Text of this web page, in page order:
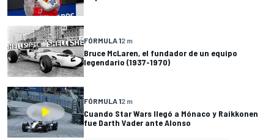
FÓRMULA 12 m
Bruce McLaren, el fundador de un equipo
legendario (1937-1970)
FÓRMULA 12 m
Cuando Star Wars llegó a Mónaco y Raikkonen
fue Darth Vader ante Alonso